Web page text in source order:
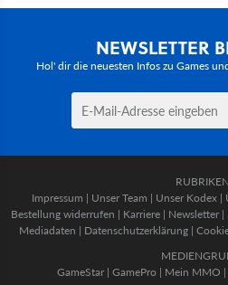
NEWSLETTER
Hol' dir die neuesten Infos zu Games
RUBRIKEN
Impressum | Unser Team | Unser Kodex |
Bestellung widerrufen | Karriere | Newsletter |
Mediadaten | Datenschutzerklärung |
GameStar| GamePro | Mein MMO |